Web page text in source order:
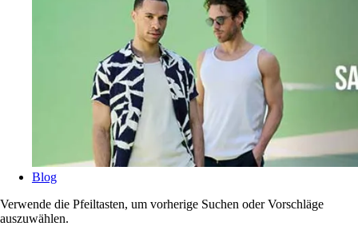
Blog
Verwende die Pfeiltasten, um vorherige Suchen oder Vorschläge
auszuwählen.